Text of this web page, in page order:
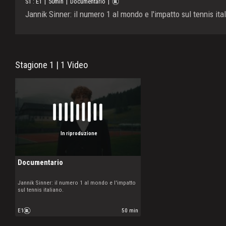
Jannik Sinner: il numero 1 al mondo e l'impatto sul tennis
Stagione 1 | 1 Video
In riproduzione
Documentario
Jannik Sinner: il numero 1 al mondo e l'impatto
sul tennis italiano.
E1 50 min